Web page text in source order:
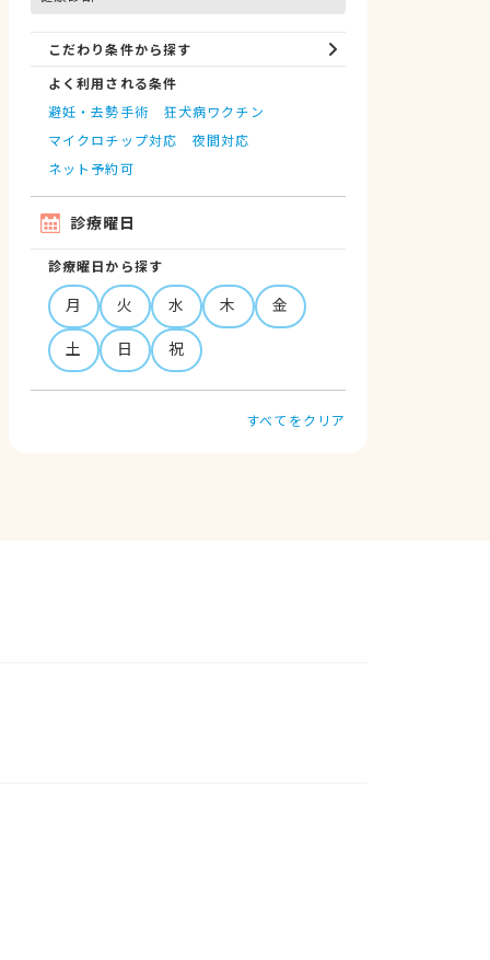
こだわり条件から探す
よく利用される条件
避妊・去勢手術
狂犬病ワクチン
マイクロチップ対応
夜間対応
ネット予約可
診療曜日
診療曜日から探す
月 火 水 木
金
土
日 祝
すべてをクリア